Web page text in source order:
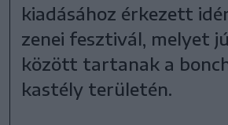
kiadásához érkezett
zenei fesztivál, melyet
között tartanak a
kastély területén.